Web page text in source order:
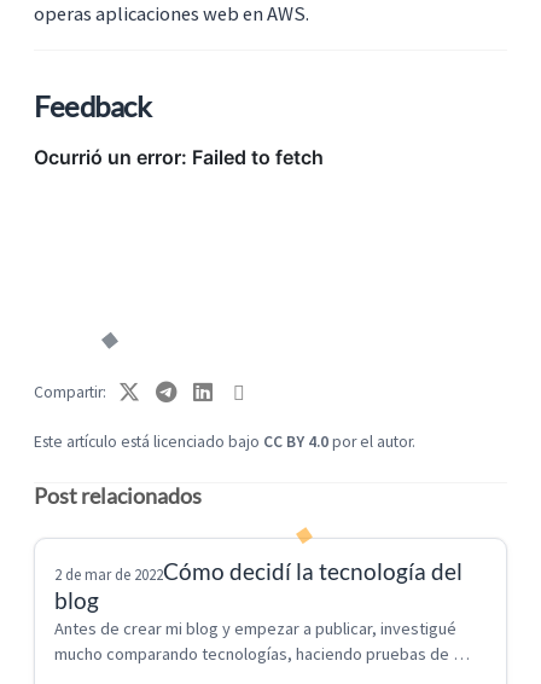
operas aplicaciones web en AWS.
Feedback
Este artículo está licenciado bajo CC BY 4.0por el autor.
Compartir
Post relacionados
2 de mar de 2022Cómo decidí la tecnología del
blog
Antes de crear mi blog y empezar a publicar, investigué
mucho comparando tecnologías, haciendo pruebas de